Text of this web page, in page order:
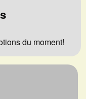
du moment!